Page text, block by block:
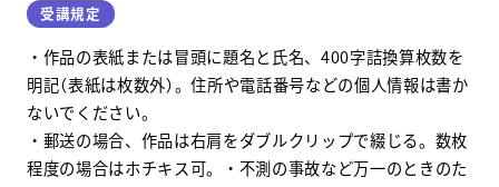
受講規定
・作品の表紙または冒頭に題名と氏名、400字詰換算枚数を
明記（表紙は枚数外）。住所や電話番号などの個人情報は書か
ないでください。
・郵送の場合、作品は右肩をダブルクリップで綴じる。数枚
程度の場合はホチキス可。・不測の事故など万一のときのた